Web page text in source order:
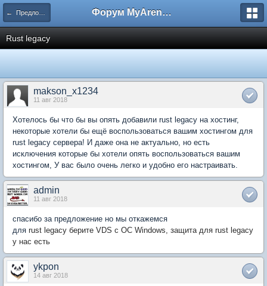
← Предложения по развитию Форум MyArena.ru
Rust legacy
makson_x1234
11 авг 2018
Хотелось бы что бы вы опять добавили rust legacy на хостинг,
некоторые хотели бы ещё воспользоваться вашим хостингом для
rust legacy сервера! И даже она не актуально, но есть
исключения которые бы хотели опять воспользоваться вашим
хостингом, У вас было очень легко и удобно его настраивать.
admin
11 авг 2018
спасибо за предложение но мы откажемся
для rust legacy берите VDS с ОС Windows, защита для rust legacy
у нас есть
ykpon
14 авг 2018